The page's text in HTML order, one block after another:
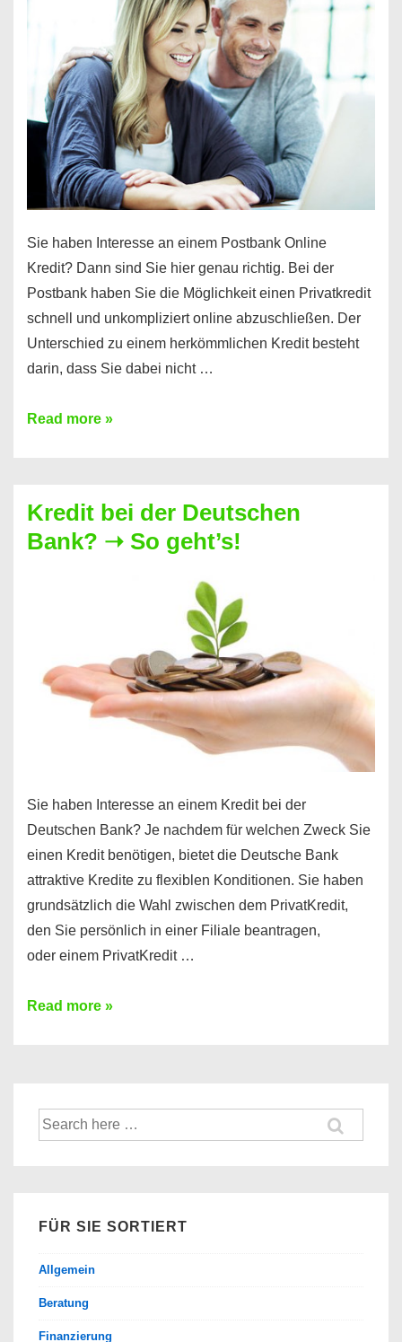
Sie haben Interesse an einem Postbank Online
Kredit? Dann sind Sie hier genau richtig. Bei der
Postbank haben Sie die Möglichkeit einen Privatkredit
schnell und unkompliziert online abzuschließen. Der
Unterschied zu einem herkömmlichen Kredit besteht
darin, dass Sie dabei nicht …
Postbank
So
geht’s!
Read more »
Kredit bei der Deutschen
Bank? ➝ So geht’s!
Sie haben Interesse an einem Kredit bei der
Deutschen Bank? Je nachdem für welchen Zweck Sie
einen Kredit benötigen, bietet die Deutsche Bank
attraktive Kredite zu flexiblen Konditionen. Sie haben
grundsätzlich die Wahl zwischen dem PrivatKredit,
den Sie persönlich in einer Filiale beantragen,
oder einem PrivatKredit …
Kredit
Bank?
Read more »
Suche
nach:
FÜR SIE SORTIERT
Allgemein
Beratung
Finanzierung